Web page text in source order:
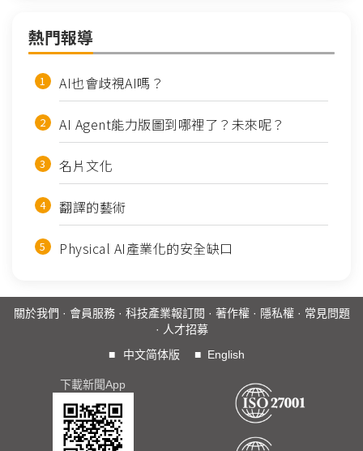
熱門報導
AI也會歧視AI嗎？
AI Agent能力版圖到哪裡了？未來呢？
名片文化
翻譯的藝術
Physical AI產業化的安全缺口
關於我們 · 會員服務· 科技產業報訂閱 · 著作權· 隱私權· 常見問題
· 人才招募
■
中文简体版 ■ English
下載新聞App